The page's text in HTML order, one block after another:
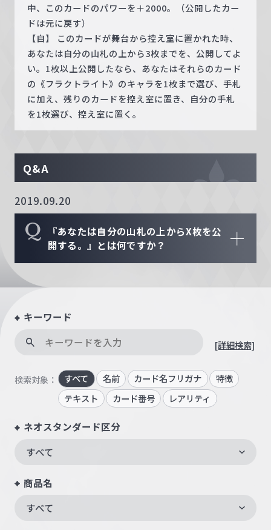
中、このカードのパワーを＋2000。（公開したカー
ドは元に戻す）
【自】 このカードが舞台から控え室に置かれた時、
あなたは自分の山札の上から3枚までを、公開してよ
い。1枚以上公開したなら、あなたはそれらのカード
の《フラクトライト》のキャラを1枚まで選び、手札
に加え、残りのカードを控え室に置き、自分の手札
を1枚選び、控え室に置く。
Q&A
2019.09.20
Q
『あなたは自分の山札の上からX枚を公
開する。』とは何ですか？
キーワード
[詳細検索]
検索対象： すべて 名前 カード名フリガナ
特徴
テキスト
カード番号 レアリティ
ネオスタンダード区分
すべて
商品名
すべて